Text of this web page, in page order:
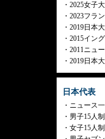
2025女子
2023フラ
2019日本
2015イン
2011ニュ
2019日本
日本代表
ニュース
男子15人
女子15人